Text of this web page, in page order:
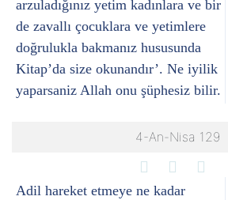
arzuladığınız yetim kadınlara ve bir
de zavallı çocuklara ve yetimlere
doğrulukla bakmanız hususunda
Kitap’da size okunandır’. Ne iyilik
yaparsaniz Allah onu şüphesiz bilir.
4-An-Nisa 129
Adil hareket etmeye ne kadar